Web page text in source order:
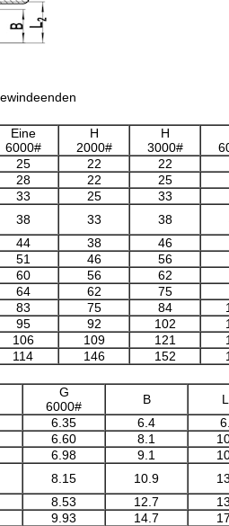
Eine
6000#
H
2000#
H
3000#
25 22 22
28 22 25
33 25 33
38 33 38
44 38 46
51 46 56
60 56 62
64 62 75
83 75 84
95 92 102
106 109 121
114 146 152
G
6000#
B L
6.35 6.4
6.60 8.1
6.98 9.1
8.15 10.9
8.53 12.7
9.93 14.7